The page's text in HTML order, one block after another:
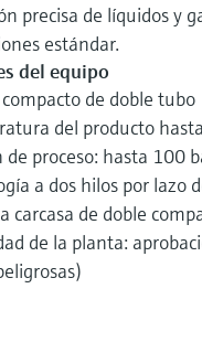
precisa de líquidos y
estándar.
del equipo
de doble tubo
del producto
de proceso: hasta 100
a dos hilos por lazo
carcasa de doble
de la planta: